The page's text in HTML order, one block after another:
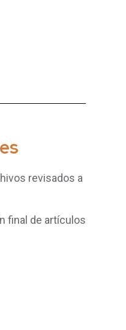
revisados a
final de artículos